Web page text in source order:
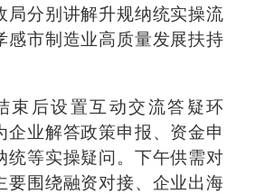
局分别讲解升规纳统实操流
感市制造业高质量发展扶持
束后设置互动交流答疑环
企业解答政策申报、资金申
统等实操疑问。下午供需对
要围绕融资对接、企业出海